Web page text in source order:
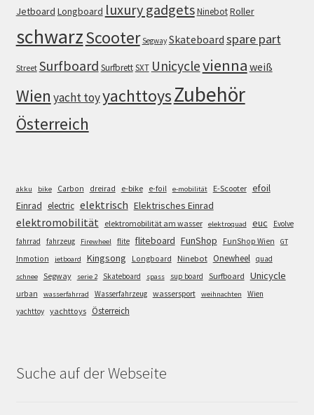
Jetboard Longboard luxury gadgetsNinebotRoller
schwarzScooter Segway Skateboard spare part
Street Surfboard SurfbrettSXT Unicyclevienna weiß
Wien yacht toyyachttoysZubehör
Österreich
akku bike Carbon dreirad e-bike e-foil e-mobilität E-Scooter efoil
Einrad electric elektrisch Elektrisches Einrad
elektromobilität elektromobilität am wasser elektroquad euc
Evolve
fahrrad
fahrzeug Firewheel flite fliteboard FunShop FunShop Wien GT
Inmotion jetboard Kingsong Longboard Ninebot Onewheel quad
schnee Segway serie 2 Skateboard spass sup board Surfboard Unicycle
urban wasserfahrrad Wasserfahrzeug wassersport weihnachten
Wien
yachttoy yachttoys Österreich
Suche auf der Webseite